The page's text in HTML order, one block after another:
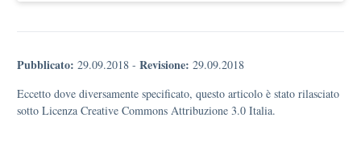
Pubblicato: 29.09.2018 - Revisione: 29.09.2018
Eccetto dove diversamente specificato, questo articolo è stato rilasciato
sotto Licenza Creative Commons Attribuzione 3.0 Italia.